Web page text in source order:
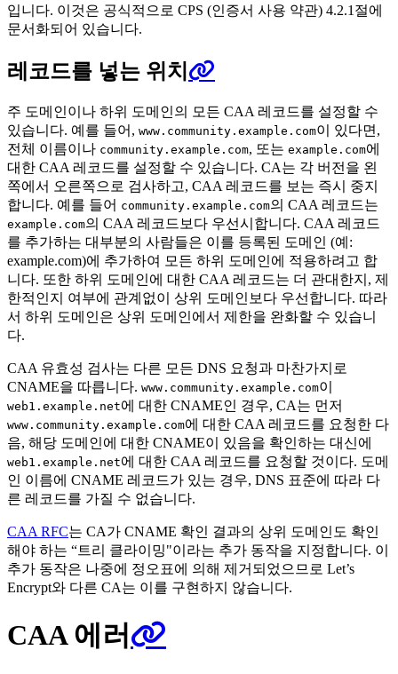
입니다. 이것은 공식적으로 CPS (인증서 사용 약관) 4.2.1절에
문서화되어 있습니다.
레코드를 넣는 위치
주 도메인이나 하위 도메인의 모든 CAA 레코드를 설정할 수
있습니다. 예를 들어, www.community.example.com이 있다면,
전체 이름이나 community.example.com, 또는 example.com에
대한 CAA 레코드를 설정할 수 있습니다. CA는 각 버전을 왼
쪽에서 오른쪽으로 검사하고, CAA 레코드를 보는 즉시 중지
합니다. 예를 들어 community.example.com의 CAA 레코드는
example.com의 CAA 레코드보다 우선시합니다. CAA 레코드
를 추가하는 대부분의 사람들은 이를 등록된 도메인 (예:
example.com)에 추가하여 모든 하위 도메인에 적용하려고 합
니다. 또한 하위 도메인에 대한 CAA 레코드는 더 관대한지, 제
한적인지 여부에 관계없이 상위 도메인보다 우선합니다. 따라
서 하위 도메인은 상위 도메인에서 제한을 완화할 수 있습니
다.
CAA 유효성 검사는 다른 모든 DNS 요청과 마찬가지로
CNAME을 따릅니다. www.community.example.com이
web1.example.net에 대한 CNAME인 경우, CA는 먼저
www.community.example.com에 대한 CAA 레코드를 요청한 다
음, 해당 도메인에 대한 CNAME이 있음을 확인하는 대신에
web1.example.net에 대한 CAA 레코드를 요청할 것이다. 도메
인 이름에 CNAME 레코드가 있는 경우, DNS 표준에 따라 다
른 레코드를 가질 수 없습니다.
CAA RFC는 CA가 CNAME 확인 결과의 상위 도메인도 확인
해야 하는 “트리 클라이밍"이라는 추가 동작을 지정합니다. 이
추가 동작은 나중에 정오표에 의해 제거되었으므로 Let’s
Encrypt와 다른 CA는 이를 구현하지 않습니다.
CAA 에러